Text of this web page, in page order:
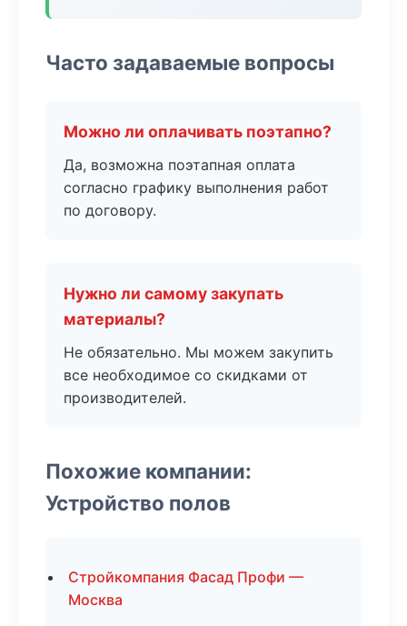
Часто задаваемые вопросы
Можно ли оплачивать поэтапно?
Да, возможна поэтапная оплата
согласно графику выполнения работ
по договору.
Нужно ли самому закупать
материалы?
Не обязательно. Мы можем закупить
все необходимое со скидками от
производителей.
Похожие компании:
Устройство полов
Стройкомпания Фасад Профи —
Москва